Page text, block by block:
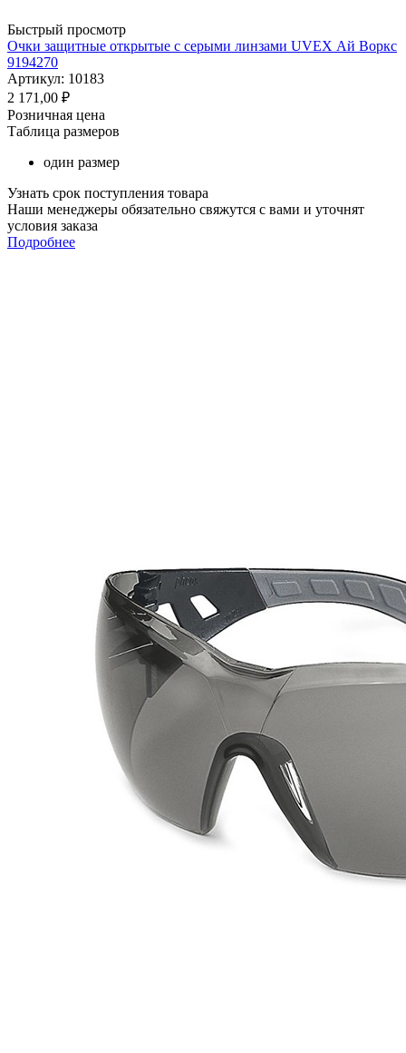
Быстрый просмотр
Очки защитные открытые с серыми линзами UVEX Ай Воркс
9194270
Артикул: 10183
2 171,00 ₽
Розничная цена
Таблица размеров
один размер
Узнать срок поступления товара
Наши менеджеры обязательно свяжутся с вами и уточнят
условия заказа
Подробнее